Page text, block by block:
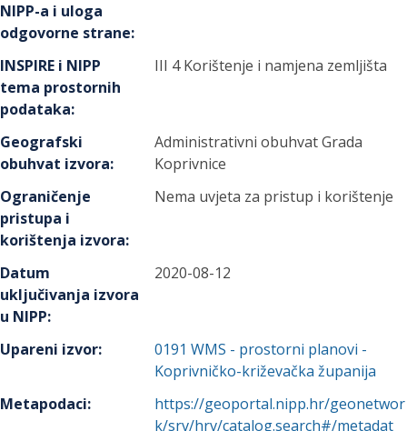
NIPP-a i uloga
odgovorne strane:
INSPIRE i NIPP
tema prostornih
podataka:
III 4 Korištenje i namjena zemljišta
Geografski
obuhvat izvora:
Administrativni obuhvat Grada
Koprivnice
Ograničenje
pristupa i
korištenja izvora:
Nema uvjeta za pristup i korištenje
Datum
uključivanja izvora
u NIPP:
2020-08-12
Upareni izvor: 0191 WMS - prostorni planovi -
Koprivničko-križevačka županija
Metapodaci:
https://geoportal.nipp.hr/geonetwor
k/srv/hrv/catalog.search#/metadat